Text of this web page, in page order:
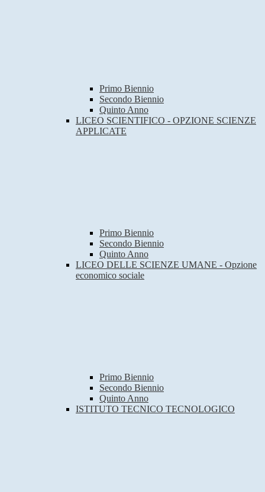
Primo Biennio
Secondo Biennio
Quinto Anno
LICEO SCIENTIFICO - OPZIONE SCIENZE
APPLICATE
Primo Biennio
Secondo Biennio
Quinto Anno
LICEO DELLE SCIENZE UMANE - Opzione
economico sociale
Primo Biennio
Secondo Biennio
Quinto Anno
ISTITUTO TECNICO TECNOLOGICO